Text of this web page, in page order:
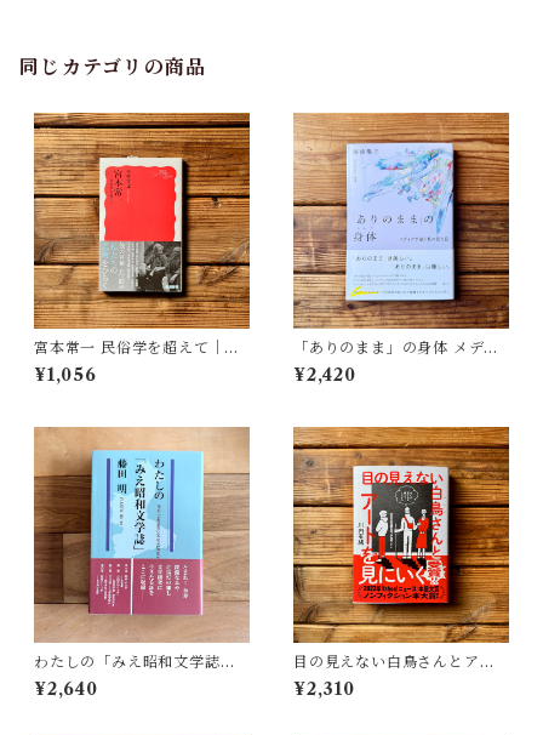
同じカテゴリの商品
宮本常一 民俗学を超えて｜木
村 哲也
¥1,056
「ありのまま」の身体 メディ
アが描く私の見た目 | 藤嶋 陽
子(著)
¥2,420
わたしの「みえ昭和文学誌」 |
藤田 明
¥2,640
目の見えない白鳥さんとアー
トを見にいく | 川内 有緒
¥2,310